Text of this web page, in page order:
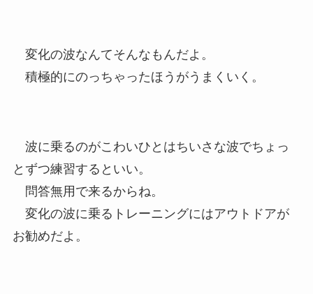
変化の波なんてそんなもんだよ。
積極的にのっちゃったほうがうまくいく。
波に乗るのがこわいひとはちいさな波でちょっ
とずつ練習するといい。
問答無用で来るからね。
変化の波に乗るトレーニングにはアウトドアが
お勧めだよ。